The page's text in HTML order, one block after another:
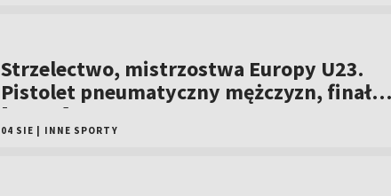
Strzelectwo, mistrzostwa Europy U23.
Pistolet pneumatyczny mężczyzn, finał
[ZAPIS]
04 SIE INNE SPORTY